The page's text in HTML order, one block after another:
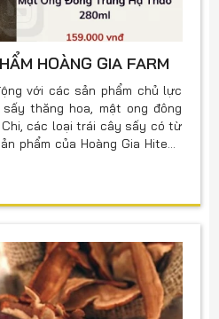
HOÀNG GIA FARM
phẩm chủ lực
thăng hoa, mật ong đông
các loại trái cây sấy có từ
phẩm của Hoàng Gia Hitech
quy định của Bộ Y Tế.